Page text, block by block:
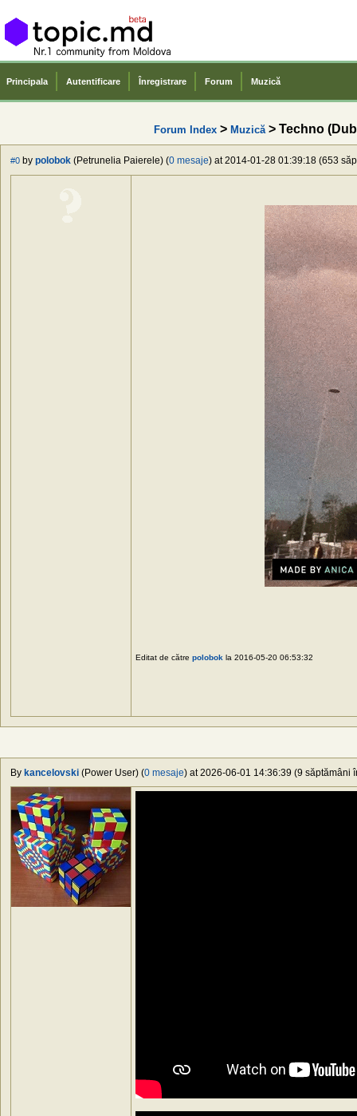
Principala Autentificare Înregistrare Forum Muzică
Forum Index> Muzică> Techno
#0 by polobok (Petrunelia Paierele) (0 mesaje) at 2014-01-28 01:39:18 (653
Editat de către polobok la 2016-05-20 06:53:32
By kancelovski (Power User) (0 mesaje) at 2026-06-01 14:36:39 (9 săptămâni